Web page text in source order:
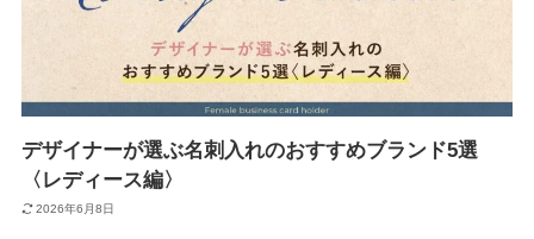
デザイナーが選ぶ名刺入れのおすすめブランド5選
〈レディース編〉
2026年6月8日